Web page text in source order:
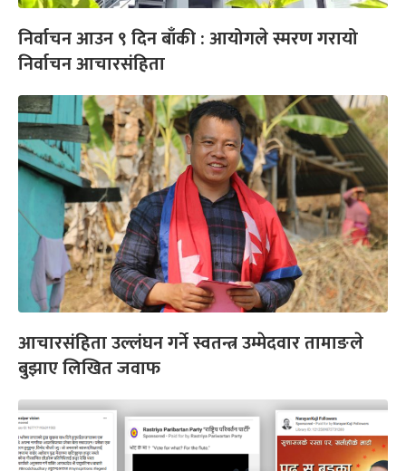
निर्वाचन आउन ९ दिन बाँकी : आयोगले स्मरण गरायो
निर्वाचन आचारसंहिता
आचारसंहिता उल्लंघन गर्ने स्वतन्त्र उम्मेदवार तामाङले
बुझाए लिखित जवाफ